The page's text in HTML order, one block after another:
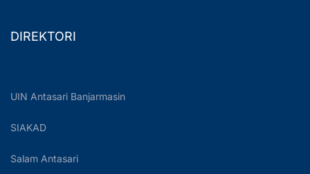
DIREKTORI
UIN Antasari Banjarmasin
SIAKAD
Salam Antasari